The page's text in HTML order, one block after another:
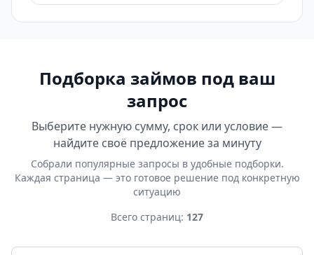
Подборка займов под ваш
запрос
Выберите нужную сумму, срок или условие —
найдите своё предложение за минуту
Собрали популярные запросы в удобные подборки.
Каждая страница — это готовое решение под конкретную
ситуацию
Всего страниц: 127